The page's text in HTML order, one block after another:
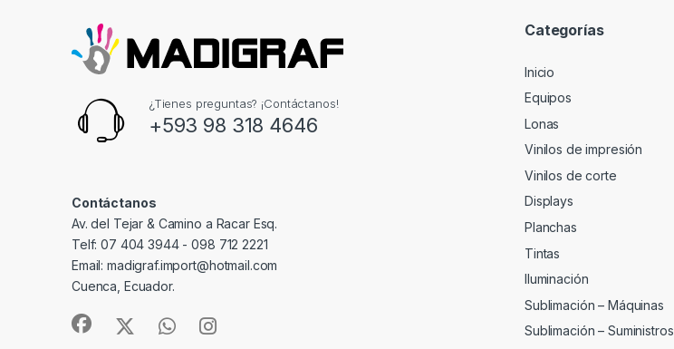
¿Tienes preguntas? ¡Contáctanos!
+593 98 318 4646
Contáctanos
Av. del Tejar & Camino a Racar Esq.
Telf: 07 404 3944 - 098 712 2221
Email: madigraf.import@hotmail.com
Cuenca, Ecuador.
Categorías
Inicio
Equipos
Lonas
Vinilos de impresión
Vinilos de corte
Displays
Planchas
Tintas
Iluminación
Sublimación – Máquinas
Sublimación – Suministros